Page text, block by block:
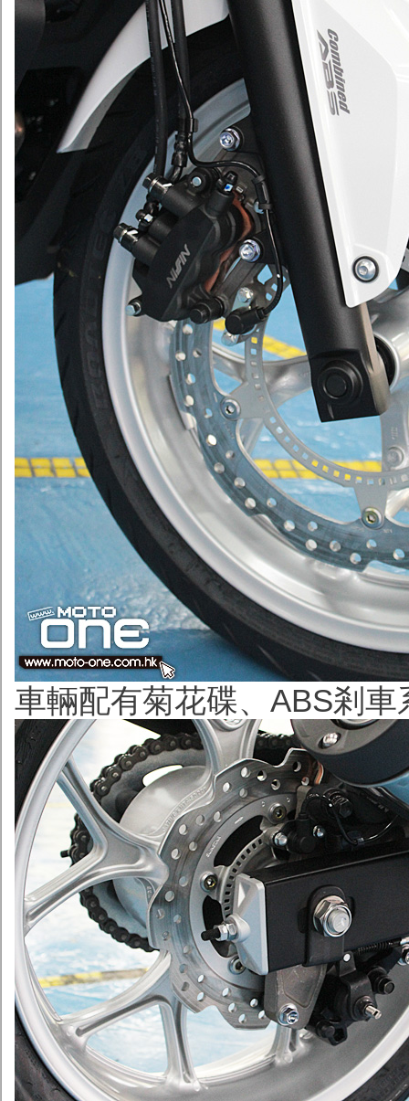
車輛配有菊花碟、ABS剎車